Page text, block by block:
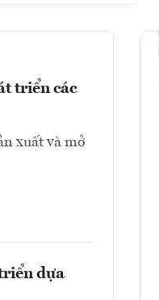
triển các
xuất và mở
dựa